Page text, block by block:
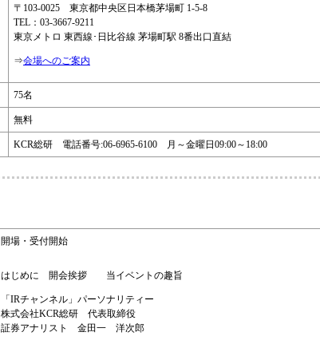
〒103-0025 東京都中央区日本橋茅場町 1-5-8
TEL：03-3667-9211
東京メトロ 東西線･日比谷線 茅場町駅 8番出口直結
⇒会場へのご案内
75名
無料
KCR総研 電話番号:06-6965-6100 月～金曜日09:00～18:00
開場・受付開始
はじめに 開会挨拶 当イベントの趣旨
「IRチャンネル」パーソナリティー
株式会社KCR総研 代表取締役
証券アナリスト 金田一 洋次郎